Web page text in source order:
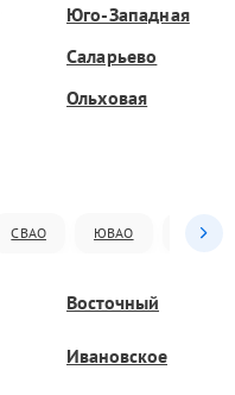
Юго-Западная
Саларьево
Ольховая
СВАО ЮВАО ЮАО
Восточный
Ивановское